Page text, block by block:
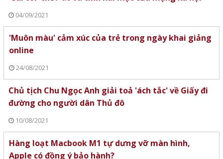
04/09/2021
'Muôn màu' cảm xúc của trẻ trong ngày khai giảng
online
24/08/2021
Chủ tịch Chu Ngọc Anh giải toả 'ách tắc' về Giấy đi
đường cho người dân Thủ đô
10/08/2021
Hàng loạt Macbook M1 tự dưng vỡ màn hình,
Apple có đồng ý bảo hành?